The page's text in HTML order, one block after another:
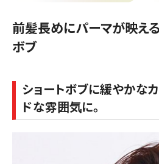
前髪長めにパーマが映え
ボブ
ショートボブに緩やかな
ドな雰囲気に。